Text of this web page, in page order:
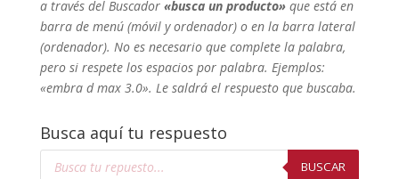
a través del Buscador«busca un producto»que está en
barra de menú (móvil y ordenador) o en la barra lateral
(ordenador). Noes necesario que complete la palabra,
pero si respete los espacios por palabra. Ejemplos:
«embra d max 3.0». Le saldrá el respuesto que buscaba.
Busca aquí tu respuesto
Búsqueda
BUSCAR